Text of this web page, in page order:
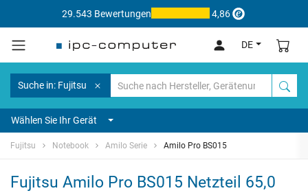
29.543 Bewertungen 4,86
DE
Suche in: Fujitsu
Wählen Sie Ihr Gerät
Fujitsu Notebook Amilo Serie Amilo Pro BS015
Fujitsu Amilo Pro BS015 Netzteil 65,0